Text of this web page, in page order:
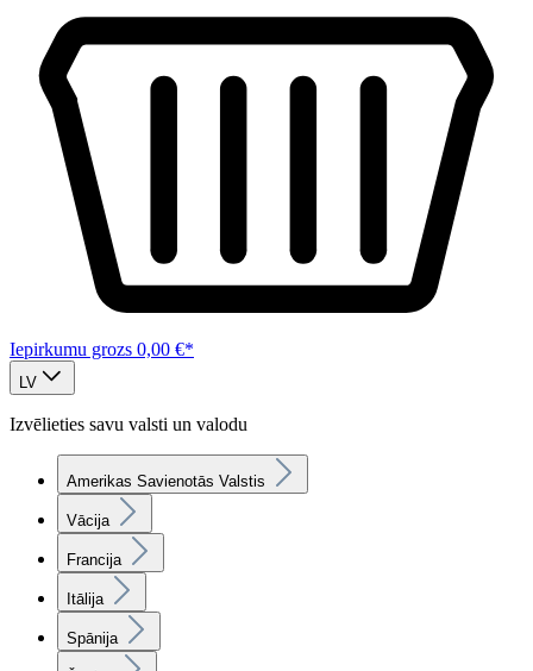
Iepirkumu grozs 0,00 €*
LV
Izvēlieties savu valsti un valodu
Amerikas Savienotās Valstis
Vācija
Francija
Itālija
Spānija